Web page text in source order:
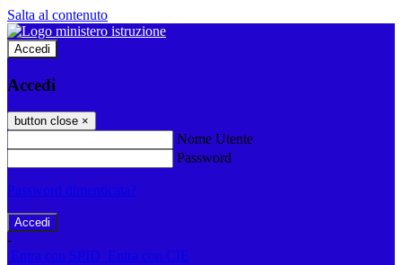
Salta al contenuto
Accedi
Accedi
button close ×
Nome Utente
Password
Password dimenticata?
-
Entra con SPID
Entra con CIE